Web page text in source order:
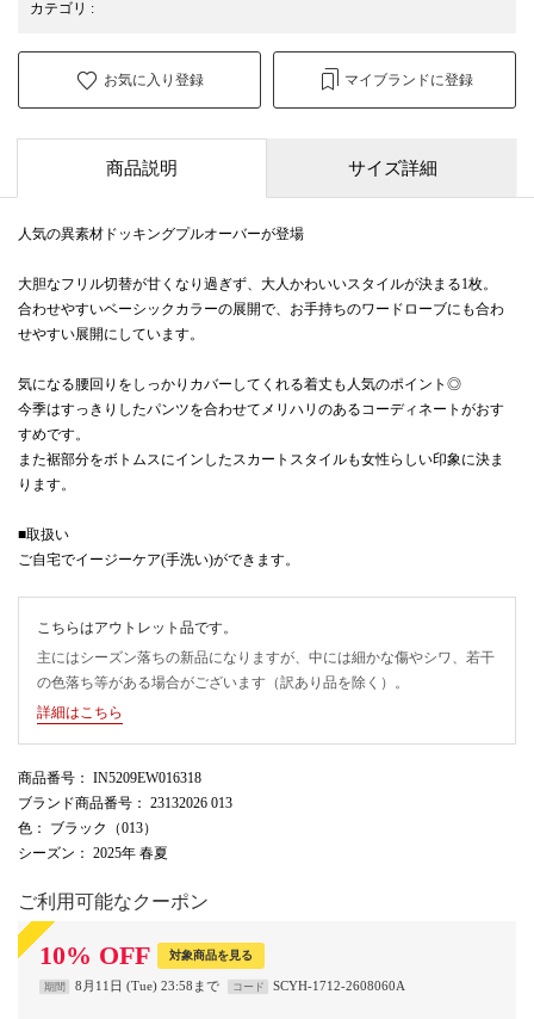
カテゴリ :
お気に入り登録 マイブランドに登録
商品説明 サイズ詳細
人気の異素材ドッキングプルオーバーが登場
大胆なフリル切替が甘くなり過ぎず、大人かわいいスタイルが決まる1枚。
合わせやすいベーシックカラーの展開で、お手持ちのワードローブにも合わ
せやすい展開にしています。
気になる腰回りをしっかりカバーしてくれる着丈も人気のポイント◎
今季はすっきりしたパンツを合わせてメリハリのあるコーディネートがおす
すめです。
また裾部分をボトムスにインしたスカートスタイルも女性らしい印象に決ま
ります。
■取扱い
ご自宅でイージーケア(手洗い)ができます。
こちらはアウトレット品です。
主にはシーズン落ちの新品になりますが、中には細かな傷やシワ、若干
の色落ち等がある場合がございます（訳あり品を除く）。
詳細はこちら
商品番号 ： IN5209EW016318
ブランド商品番号 ： 23132026 013
色 ： ブラック（013）
シーズン ： 2025年 春夏
ご利用可能なクーポン
10% OFF 対象商品を見る
期間 8月11日 (Tue) 23:58まで コード SCYH-1712-2608060A